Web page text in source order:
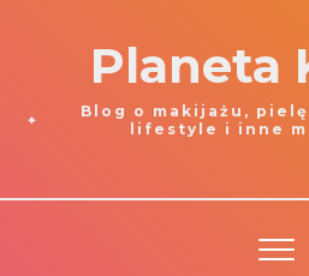
Planeta
Blog o makijażu,
lifestyle i inne